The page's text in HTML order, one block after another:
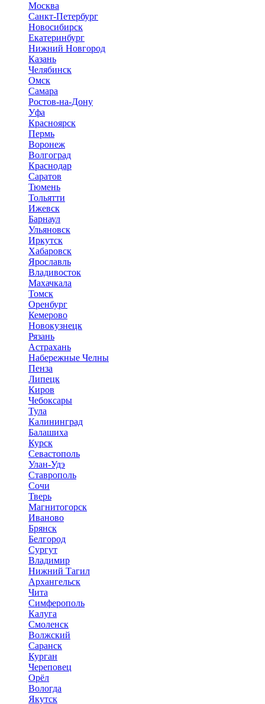
Москва
Санкт-Петербург
Новосибирск
Екатеринбург
Нижний Новгород
Казань
Челябинск
Омск
Самара
Ростов-на-Дону
Уфа
Красноярск
Пермь
Воронеж
Волгоград
Краснодар
Саратов
Тюмень
Тольятти
Ижевск
Барнаул
Ульяновск
Иркутск
Хабаровск
Ярославль
Владивосток
Махачкала
Томск
Оренбург
Кемерово
Новокузнецк
Рязань
Астрахань
Набережные Челны
Пенза
Липецк
Киров
Чебоксары
Тула
Калининград
Балашиха
Курск
Севастополь
Улан-Удэ
Ставрополь
Сочи
Тверь
Магнитогорск
Иваново
Брянск
Белгород
Сургут
Владимир
Нижний Тагил
Архангельск
Чита
Симферополь
Калуга
Смоленск
Волжский
Саранск
Курган
Череповец
Орёл
Вологда
Якутск